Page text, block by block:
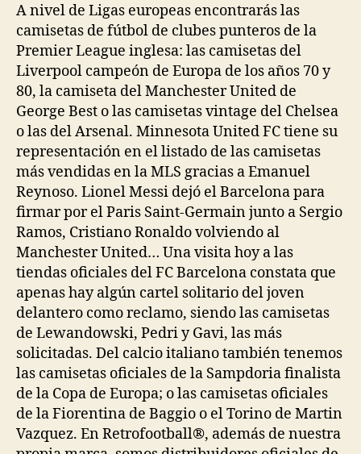
A nivel de Ligas europeas encontrarás las
camisetas de fútbol de clubes punteros de la
Premier League inglesa: las camisetas del
Liverpool campeón de Europa de los años 70 y
80, la camiseta del Manchester United de
George Best o las camisetas vintage del Chelsea
o las del Arsenal. Minnesota United FC tiene su
representación en el listado de las camisetas
más vendidas en la MLS gracias a Emanuel
Reynoso. Lionel Messi dejó el Barcelona para
firmar por el Paris Saint-Germain junto a Sergio
Ramos, Cristiano Ronaldo volviendo al
Manchester United… Una visita hoy a las
tiendas oficiales del FC Barcelona constata que
apenas hay algún cartel solitario del joven
delantero como reclamo, siendo las camisetas
de Lewandowski, Pedri y Gavi, las más
solicitadas. Del calcio italiano también tenemos
las camisetas oficiales de la Sampdoria finalista
de la Copa de Europa; o las camisetas oficiales
de la Fiorentina de Baggio o el Torino de Martin
Vazquez. En Retrofootball®, además de nuestra